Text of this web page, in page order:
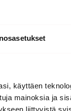
käyttäen
mainoksia ja
liittyvistä